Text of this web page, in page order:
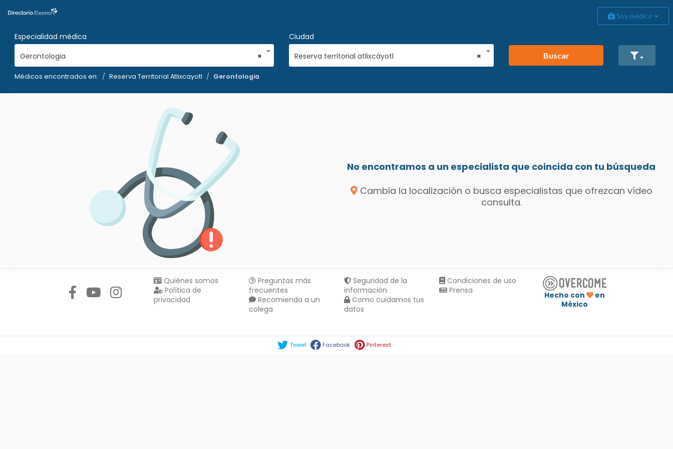
Soy médico
Especialidad médica
×
Gerontologia
Ciudad
×
Reserva territorial atlixcáyotl Buscar
Médicos encontrados en: Reserva Territorial Atlixcayotl Gerontologia
No encontramos a un especialista que coincida con tu búsqueda
Cambia la localización o busca especialistas que ofrezcan vídeo
consulta.
Quiénes somos
Política de
privacidad
Preguntas más
frecuentes
Recomienda a un
colega
Seguridad de la
información
Como cuidamos tus
datos
Condiciones de uso
Prensa
Hecho con
en
México
Tweet Facebook Pinterest